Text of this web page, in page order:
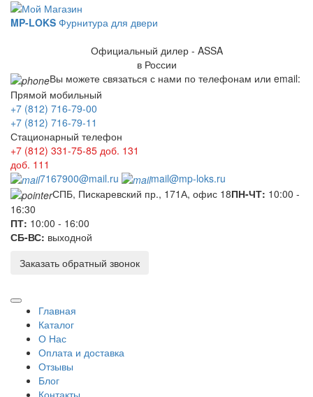
MP-LOKS Фурнитура для двери
Официальный дилер - ASSA
в России
Вы можете связаться с нами по телефонам или email:
Прямой мобильный
+7 (812) 716-79-00
+7 (812) 716-79-11
Стационарный телефон
+7 (812) 331-75-85 доб. 131
доб. 111
7167900@mail.ru
mail@mp-loks.ru
СПБ, Пискаревский пр., 171А, офис 18ПН-ЧТ: 10:00 -
16:30
ПТ: 10:00 - 16:00
СБ-ВС: выходной
Заказать обратный звонок
Главная
Каталог
О Нас
Оплата и доставка
Отзывы
Блог